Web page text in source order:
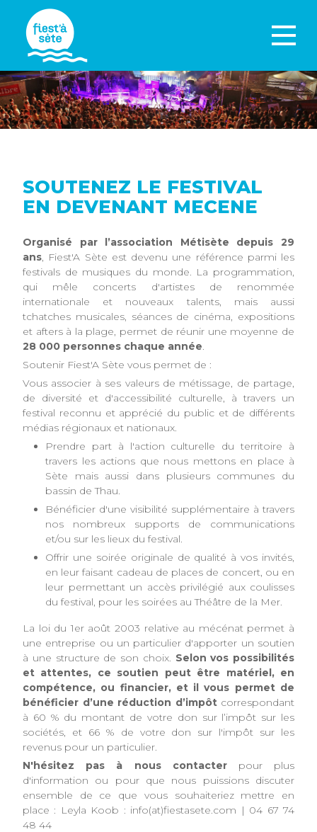
SOUTENEZ LE FESTIVAL
EN DEVENANT MECENE
Organisé par l’association Métisète depuis 29
ans, Fiest'A Sète est devenu une référence parmi les
festivals de musiques du monde. La programmation,
qui mêle concerts d'artistes de renommée
internationale et nouveaux talents, mais aussi
tchatches musicales, séances de cinéma, expositions
et afters à la plage, permet de réunir une moyenne de
28 000 personnes chaque année.
Soutenir Fiest'A Sète vous permet de :
Vous associer à ses valeurs de métissage, de partage,
de diversité et d'accessibilité culturelle, à travers un
festival reconnu et apprécié du public et de différents
médias régionaux et nationaux.
Prendre part à l'action culturelle du territoire à
travers les actions que nous mettons en place à
Sète mais aussi dans plusieurs communes du
bassin de Thau.
Bénéficier d'une visibilité supplémentaire à travers
nos nombreux supports de communications
et/ou sur les lieux du festival.
Offrir une soirée originale de qualité à vos invités,
en leur faisant cadeau de places de concert, ou en
leur permettant un accès privilégié aux coulisses
du festival, pour les soirées au Théâtre de la Mer.
La loi du 1er août 2003 relative au mécénat permet à
une entreprise ou un particulier d'apporter un soutien
à une structure de son choix. Selon vos possibilités
et attentes, ce soutien peut être matériel, en
compétence, ou financier, et il vous permet de
bénéficier d’une réduction d’impôtcorrespondant
à 60 % du montant de votre don sur l’impôt sur les
sociétés, et 66 % de votre don sur l'impôt sur les
revenus pour un particulier.
N'hésitez pas à nous contacterpour plus
d'information ou pour que nous puissions discuter
ensemble de ce que vous souhaiteriez mettre en
place : Leyla Koob : info(at)fiestasete.com | 04 67 74
48 44